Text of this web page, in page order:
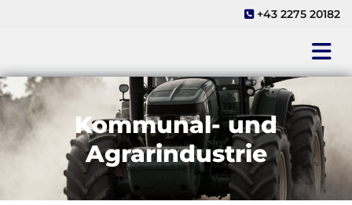
 +43 2275 20182
Kommunal- und
Agrarindustrie